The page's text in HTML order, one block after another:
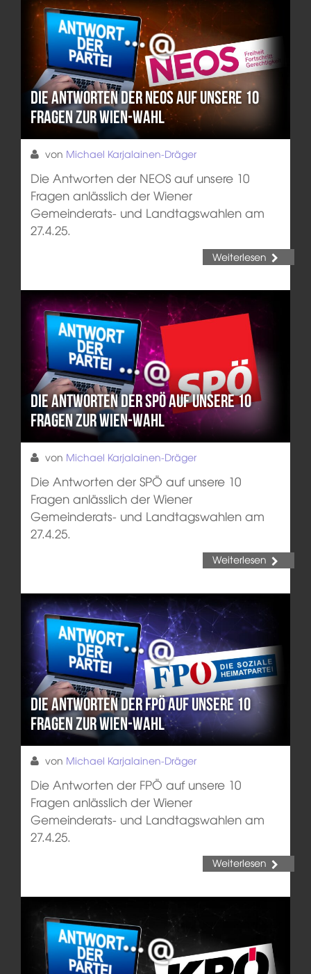
Die Antworten der NEOS auf unsere 10
Fragen zur Wien-Wahl
von Michael Karjalainen-Dräger
Die Antworten der NEOS auf unsere 10
Fragen anlässlich der Wiener
Gemeinderats- und Landtagswahlen am
27.4.25.
Weiterlesen
Die Antworten der SPÖ auf unsere 10
Fragen zur Wien-Wahl
von Michael Karjalainen-Dräger
Die Antworten der SPÖ auf unsere 10
Fragen anlässlich der Wiener
Gemeinderats- und Landtagswahlen am
27.4.25.
Weiterlesen
Die Antworten der FPÖ auf unsere 10
Fragen zur Wien-Wahl
von Michael Karjalainen-Dräger
Die Antworten der FPÖ auf unsere 10
Fragen anlässlich der Wiener
Gemeinderats- und Landtagswahlen am
27.4.25.
Weiterlesen